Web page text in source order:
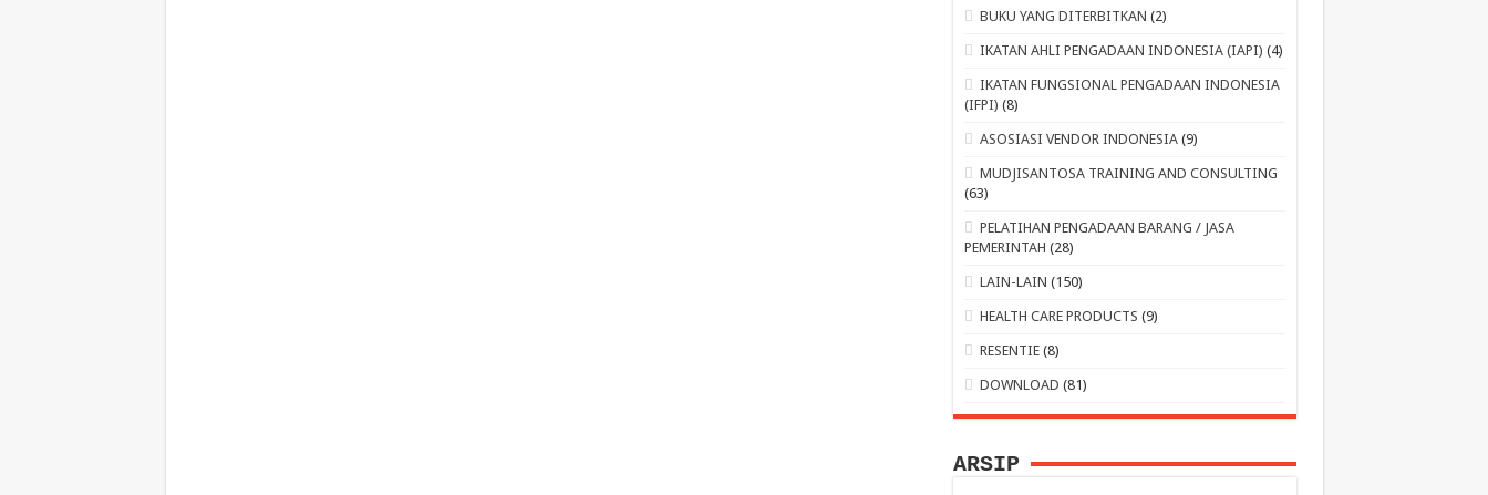
BUKU YANG DITERBITKAN (2)
IKATAN AHLI PENGADAAN INDONESIA (IAPI) (4)
IKATAN FUNGSIONAL PENGADAAN INDONESIA
(IFPI) (8)
ASOSIASI VENDOR INDONESIA (9)
MUDJISANTOSA TRAINING AND CONSULTING
(63)
PELATIHAN PENGADAAN BARANG / JASA
PEMERINTAH (28)
LAIN-LAIN (150)
HEALTH CARE PRODUCTS (9)
RESENTIE (8)
DOWNLOAD (81)
ARSIP